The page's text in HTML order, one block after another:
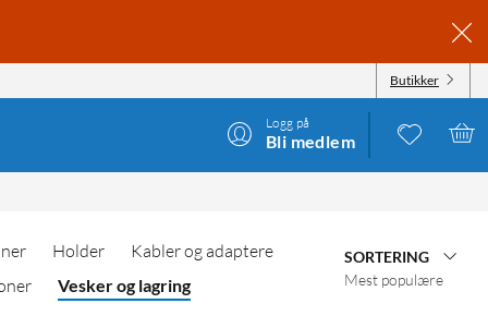
Butikker
Logg på
Bli medlem
Holder
Kabler og adaptere
Vesker og lagring
SORTERING
Mest populære